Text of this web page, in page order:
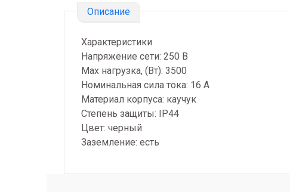
Описание
Характеристики
Напряжение сети: 250 В
Max нагрузка, (Вт): 3500
Номинальная сила тока: 16 А
Материал корпуса: каучук
Степень защиты: IP44
Цвет: черный
Заземление: есть